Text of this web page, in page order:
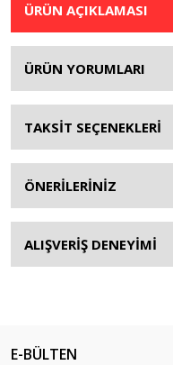
ÜRÜN AÇIKLAMASI
ÜRÜN YORUMLARI
TAKSİT SEÇENEKLERİ
ÖNERİLERİNİZ
ALIŞVERİŞ DENEYİMİ
E-BÜLTEN